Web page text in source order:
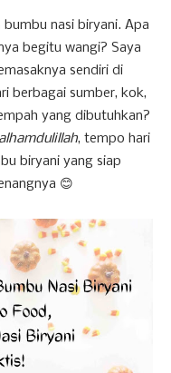
nasi biryani. Apa
begitu wangi? Saya
sendiri di
berbagai sumber, kok,
yang dibutuhkan?
alhamdulillah, tempo hari
biryani yang siap
😊